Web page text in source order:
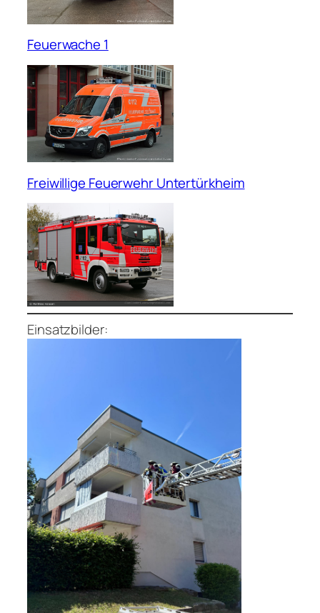
Feuerwache 1
Freiwillige Feuerwehr Untertürkheim
Einsatzbilder: